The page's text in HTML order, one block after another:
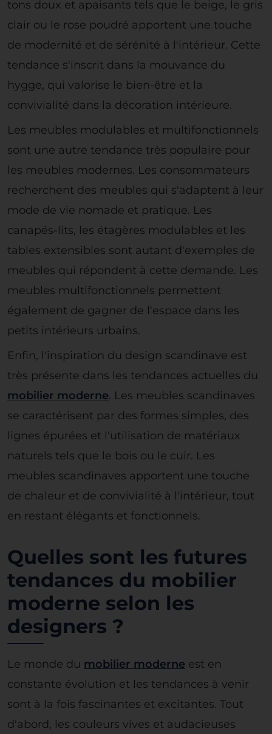
tons doux et apaisants tels que le beige, le gris
clair ou le rose poudré apportent une touche
de modernité et de sérénité à l'intérieur. Cette
tendance s'inscrit dans la mouvance du
hygge, qui valorise le bien-être et la
convivialité dans la décoration intérieure.
Les meubles modulables et multifonctionnels
sont une autre tendance très populaire pour
les meubles modernes. Les consommateurs
recherchent des meubles qui s'adaptent à leur
mode de vie nomade et pratique. Les
canapés-lits, les étagères modulables et les
tables extensibles sont autant d'exemples de
meubles qui répondent à cette demande. Les
meubles multifonctionnels permettent
également de gagner de l'espace dans les
petits intérieurs urbains.
Enfin, l'inspiration du design scandinave est
très présente dans les tendances actuelles du
mobilier moderne. Les meubles scandinaves
se caractérisent par des formes simples, des
lignes épurées et l'utilisation de matériaux
naturels tels que le bois ou le cuir. Les
meubles scandinaves apportent une touche
de chaleur et de convivialité à l'intérieur, tout
en restant élégants et fonctionnels.
Quelles sont les futures
tendances du mobilier
moderne selon les
designers ?
Le monde du mobilier moderne est en
constante évolution et les tendances à venir
sont à la fois fascinantes et excitantes. Tout
d'abord, les couleurs vives et audacieuses